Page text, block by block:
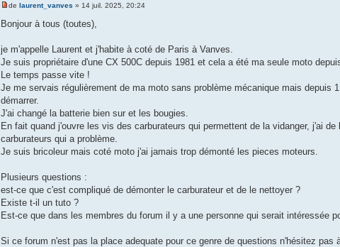
delaurent_vanves » 14 juil. 2025, 20:24
Bonjour à tous (toutes),
je m'appelle Laurent et j'habite à coté de Paris à Vanves.
Je suis propriétaire d'une CX 500C depuis 1981 et cela a été ma seule moto
Le temps passe vite !
Je me servais régulièrement de ma moto sans problème mécanique mais
démarrer.
J'ai changé la batterie bien sur et les bougies.
En fait quand j'ouvre les vis des carburateurs qui permettent de la vidanger, j'ai
carburateurs qui a problème.
Je suis bricoleur mais coté moto j'ai jamais trop démonté les pieces moteurs.
Plusieurs questions :
est-ce que c'est compliqué de démonter le carburateur et de le nettoyer ?
Existe t-il un tuto ?
Est-ce que dans les membres du forum il y a une personne qui serait intéressée
Si ce forum n'est pas la place adequate pour ce genre de questions n'hésitez pas